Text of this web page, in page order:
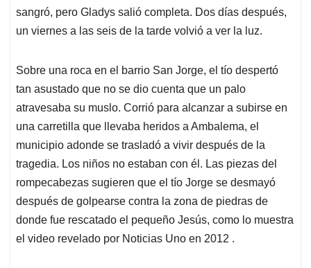
sangró, pero Gladys salió completa. Dos días después,
un viernes a las seis de la tarde volvió a ver la luz.
Sobre una roca en el barrio San Jorge, el tío despertó
tan asustado que no se dio cuenta que un palo
atravesaba su muslo. Corrió para alcanzar a subirse en
una carretilla que llevaba heridos a Ambalema, el
municipio adonde se trasladó a vivir después de la
tragedia. Los niños no estaban con él. Las piezas del
rompecabezas sugieren que el tío Jorge se desmayó
después de golpearse contra la zona de piedras de
donde fue rescatado el pequeño Jesús, como lo muestra
el video revelado por Noticias Uno en 2012 .